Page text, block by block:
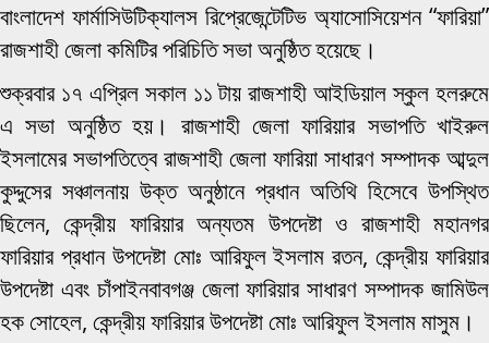
বাংলাদেশ ফার্মাসিউটিক্যালস রিপ্রেজেন্টেটিভ অ্যাসোসিয়েশন “ফারিয়া”
রাজশাহী জেলা কমিটির পরিচিতি সভা অনুষ্ঠিত হয়েছে।
শুক্রবার ১৭ এপ্রিল সকাল ১১ টায় রাজশাহী আইডিয়াল স্কুল হলরুমে
এ সভা অনুষ্ঠিত হয়। রাজশাহী জেলা ফারিয়ার সভাপতি খাইরুল
ইসলামের সভাপতিত্বে রাজশাহী জেলা ফারিয়া সাধারণ সম্পাদক আব্দুল
কুদ্দুসের সঞ্চালনায় উক্ত অনুষ্ঠানে প্রধান অতিথি হিসেবে উপস্থিত
ছিলেন, কেন্দ্রীয় ফারিয়ার অন্যতম উপদেষ্টা ও রাজশাহী মহানগর
ফারিয়ার প্রধান উপদেষ্টা মোঃ আরিফুল ইসলাম রতন, কেন্দ্রীয় ফারিয়ার
উপদেষ্টা এবং চাঁপাইনবাবগঞ্জ জেলা ফারিয়ার সাধারণ সম্পাদক জামিউল
হক সোহেল, কেন্দ্রীয় ফারিয়ার উপদেষ্টা মোঃ আরিফুল ইসলাম মাসুম।